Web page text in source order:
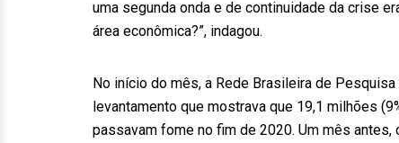
uma segunda onda e de continuidade da crise
área econômica?”, indagou.
No início do mês, a Rede Brasileira de
levantamento que mostrava que 19,1 milhões
passavam fome no fim de 2020. Um mês